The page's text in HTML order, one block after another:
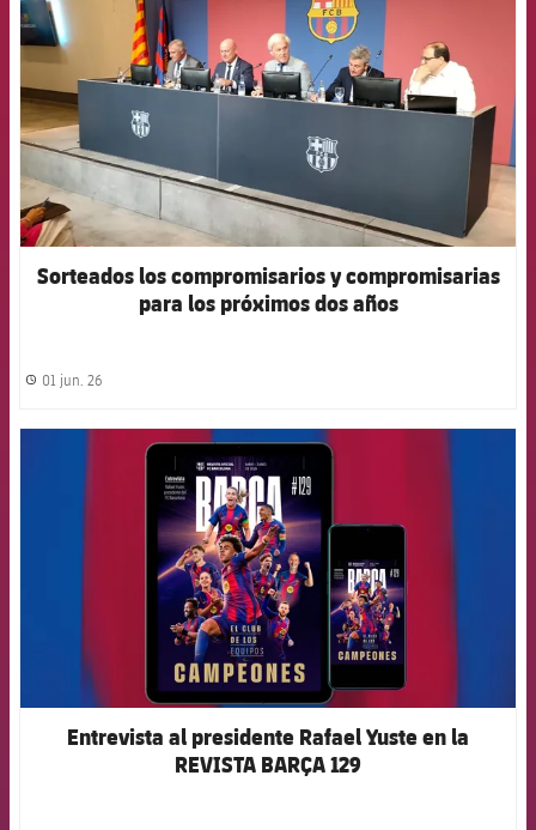
Sorteados los compromisarios y compromisarias
para los próximos dos años
label.share.clock
01 jun. 26
FCB Barcelona badge
Entrevista al presidente Rafael Yuste en la
REVISTA BARÇA 129